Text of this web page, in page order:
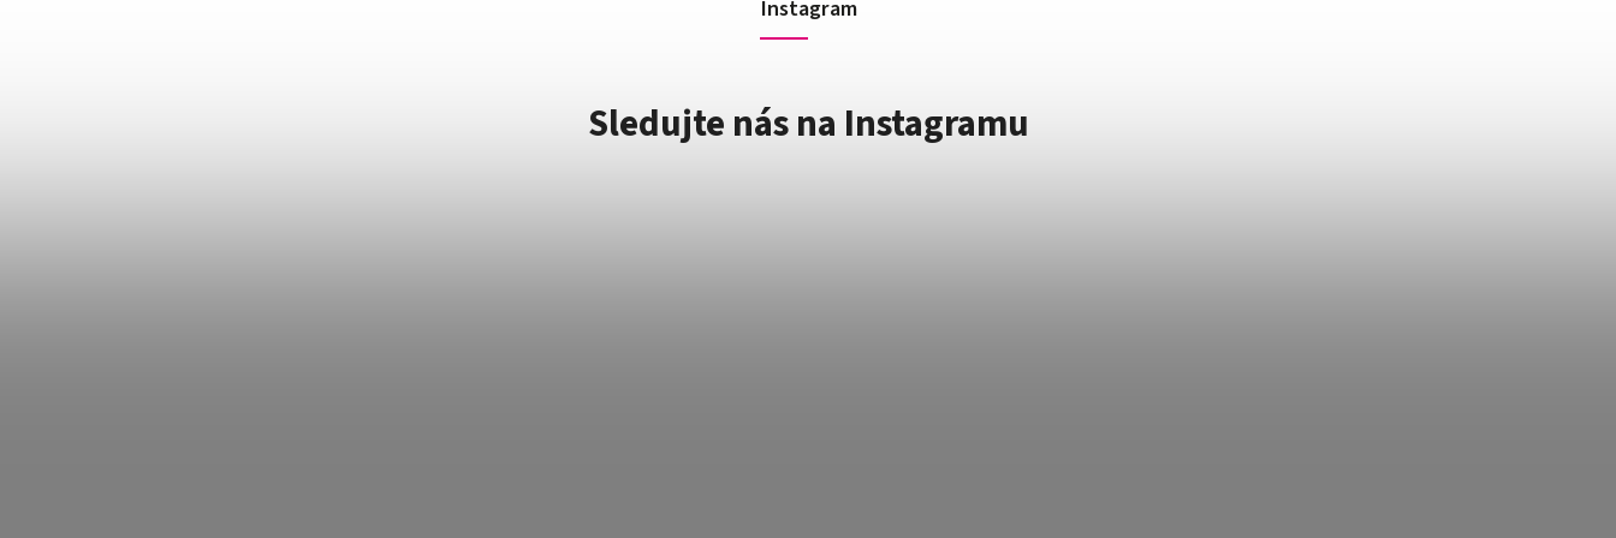
Instagram
Sledujte nás na Instagramu